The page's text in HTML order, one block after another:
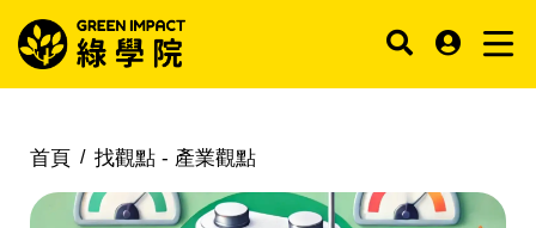
首頁 找觀點 - 產業觀點